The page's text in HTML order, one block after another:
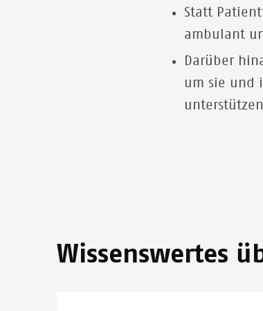
Statt
ambulant
Darüber
um sie und
Wissenswertes